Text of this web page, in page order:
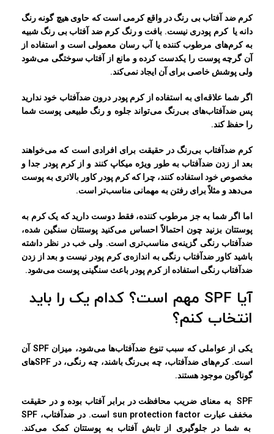
کرم ضد آفتاب بی رنگ در واقع کرمی است که حاوی هیچ گونه رنگ
دانه یا کرم پودری نیست. بافت و رنگ کرم ضد آفتاب بی رنگ شبیه
به کرم‌های مرطوب کننده یا آب رسان معمولی است و استفاده از
آن گرچه پوست را یکدست کرده و مانع از آفتاب سوختگی می‌شود
ولی پوشش خاصی برای آن ایجاد نمی‌کند.
اگر شما علاقه‌ای به استفاده از کرم پودر درون ضدآفتاب خود ندارید
پس ضدآفتاب‌های بی‌رنگ می‌تواند جلوه و رنگ طبیعی پوست شما
را حفظ کند.
کرم ضدآفتاب بی‌رنگ در حقیقت برای افرادی است که می‌خواهند
بعد از زدن ضدآفتاب به طور ویژه میکاپ کنند و از کرم پودر جدا و
مخصوص خود استفاده کنند، چرا که کرم پودر کاور بالاتری به پوست
می‌دهد و مثلاً برای رفتن به مهمانی مناسب‌تر است.
اما اگر شما به جز مرطوب کننده، فقط دوست دارید که یک کرم به
پوستتان بزنید چون احتمالاً احساس می‌کنید پوستتان سنگین شده،
ضدآفتاب رنگی گزینه‌ی مناسب‌تری است. ولی خب در نظر داشته
باشید کاور ضدآفتاب رنگی به اندازه‌ی کرم پودر نیست و بعد از زدن
ضدآفتاب رنگی استفاده از کرم پودر باعث سنگینی پوست می‌شود.
آیا SPF مهم است؟ کدام یک را باید
انتخاب کنم؟
یکی از عواملی که سبب تنوع ضدآفتاب‌ها می‌شود، میزان SPF آن
است. کرم‌های ضدآفتاب، چه بی‌رنگ باشند، چه رنگی، در SPF‌های
گوناگون موجود هستند.
SPF به معنای ضریب محافظت در برابر آفتاب بوده و در حقیقت
مخفف عبارت sun protection factor است. در ضدآفتاب، SPF
به شما در جلوگیری از تابش آفتاب به پوستتان کمک می‌کند.